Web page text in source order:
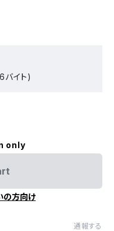
イト)
only
の方向け
通報する